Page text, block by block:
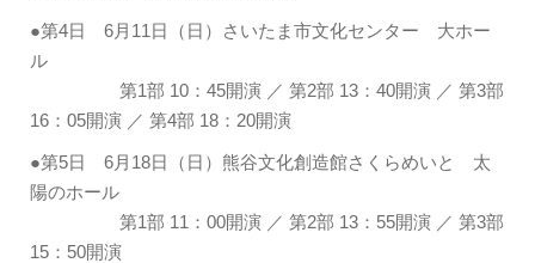
●第4日 6月11日（日）さいたま市文化センター 大ホー
ル
第1部 10：45開演 ／ 第2部 13：40開演 ／ 第3部
16：05開演 ／ 第4部 18：20開演
●第5日 6月18日（日）熊谷文化創造館さくらめいと 太
陽のホール
第1部 11：00開演 ／ 第2部 13：55開演 ／ 第3部
15：50開演